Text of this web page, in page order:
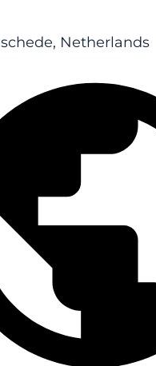
Netherlands